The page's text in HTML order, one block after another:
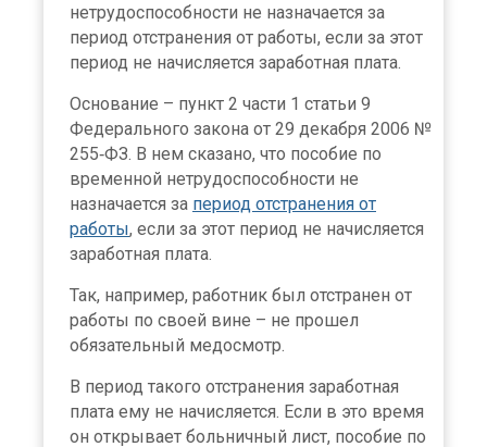
нетрудоспособности не назначается за
период отстранения от работы, если за этот
период не начисляется заработная плата.
Основание – пункт 2 части 1 статьи 9
Федерального закона от 29 декабря 2006 №
255‑ФЗ. В нем сказано, что пособие по
временной нетрудоспособности не
назначается за период отстранения от
работы, если за этот период не начисляется
заработная плата.
Так, например, работник был отстранен от
работы по своей вине – не прошел
обязательный медосмотр.
В период такого отстранения заработная
плата ему не начисляется. Если в это время
он открывает больничный лист, пособие по